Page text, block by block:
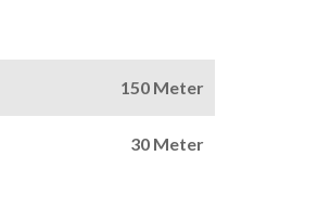
150 Meter
30 Meter